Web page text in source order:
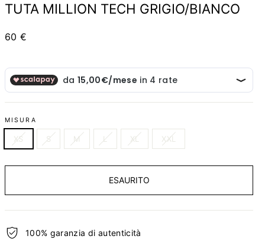
TUTA MILLION TECH GRIGIO/BIANCO
Prezzo
60 €
MISURA
XS S M L XL XXL
ESAURITO
100% garanzia di autenticità